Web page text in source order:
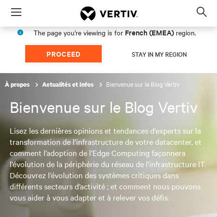
Menu
The page you're viewing is for French (EMEA) region.
PROCEED STAY IN MY REGION
À propos Actualités et Infos Bienvenue sur le Blog Vertiv
Bienvenue sur le Blog Vertiv
Lisez les dernières opinions et tendances d’experts sur la
transformation de l’infrastructure de votre datacenter, et
comment l’adoption de l’Edge Computing façonnera
l’évolution de la périphérie du réseau de l’infrastructure IT.
Découvrez l’évolution des systèmes critiques dans
différents secteurs d’activité ; et comment nous pouvons
vous aider à vous adapter et à relever vos défis.